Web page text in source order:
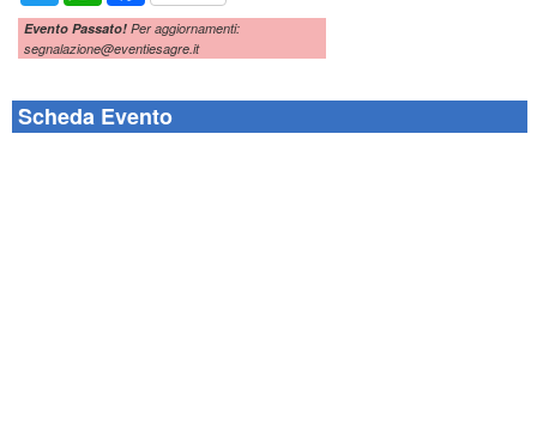
Evento Passato! Per aggiornamenti:
segnalazione@eventiesagre.it
Scheda Evento